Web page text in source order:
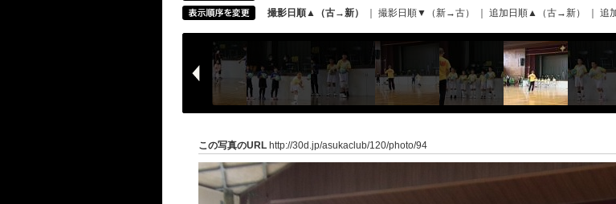
撮影日順▲（古→新）
撮影日順▼（新→古） 追加日順▲（古→新） 追
この写真のURL http://30d.jp/asukaclub/120/photo/94